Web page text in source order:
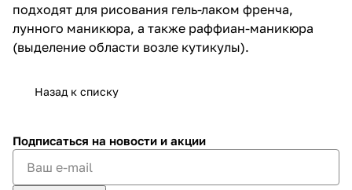
подходят для рисования гель-лаком френча,
лунного маникюра, а также раффиан-маникюра
(выделение области возле кутикулы).
Назад к списку
Подписаться на новости и акции